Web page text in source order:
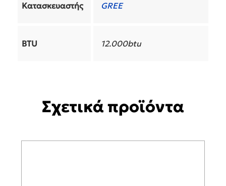
Κατασκευαστής GREE
BTU 12.000btu
Σχετικά προϊόντα